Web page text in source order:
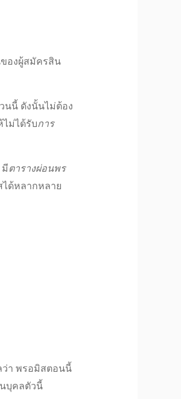
องผู้สมัครสิน
นนี้ ดังนั้นไม่ต้อง
ไม่ได้รับการ
มีตารางผ่อนพร
ได้หลากหลาย
ว่า พรอมิสตอนนี้
บุคลตัวนี้